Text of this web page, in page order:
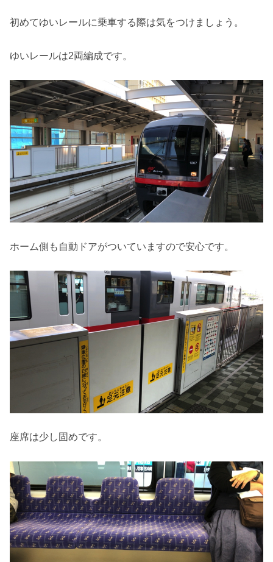
初めてゆいレールに乗車する際は気をつけましょう。
ゆいレールは2両編成です。
ホーム側も自動ドアがついていますので安心です。
座席は少し固めです。